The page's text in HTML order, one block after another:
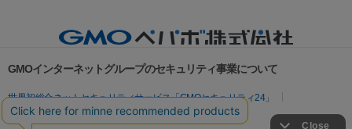
GMOインターネットグループのセキュリティ事業について
世界初総合ネットセキュリティサービス「GMOセキュリティ24」
パスワード漏洩診断
Webサイトリスク診断